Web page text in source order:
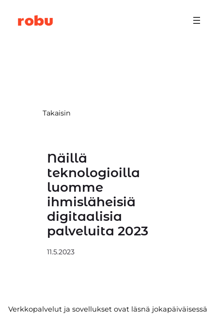
sisältöön
Takaisin
Näillä
teknologioilla
luomme
ihmisläheisiä
digitaalisia
palveluita 2023
11.5.2023
Verkkopalvelut ja sovellukset ovat läsnä jokapäiväisessä